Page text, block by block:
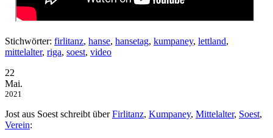
Stichwörter: firlitanz, hanse, hansetag, kumpaney, lettland,
mittelalter, riga, soest, video
22
Mai.
2021
Jost aus Soest schreibt überFirlitanz, Kumpaney, Mittelalter, Soest,
Verein: